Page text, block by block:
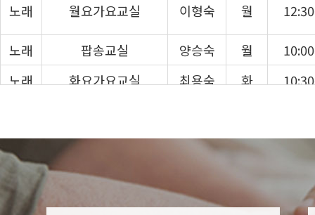
노래 월요가요교실 이형숙 월
노래 팝송교실 양승숙 월
노래
화요가요교실 최용숙 화
댄스
댄스
댄스스포츠 이창식 수,금